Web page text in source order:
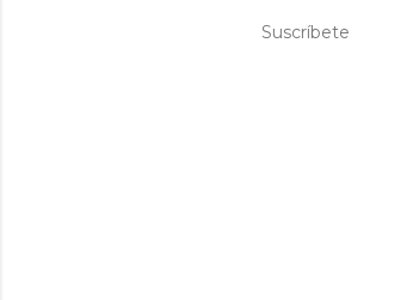
Suscríbete